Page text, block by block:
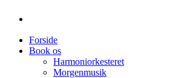
Forside
Book os
Harmoniorkesteret
Morgenmusik